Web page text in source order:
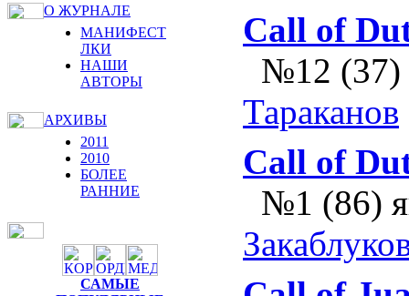
О ЖУРНАЛЕ
МАНИФЕСТ
ЛКИ
НАШИ
АВТОРЫ
АРХИВЫ
2011
2010
БОЛЕЕ
РАННИЕ
САМЫЕ
Call of
№12 (37)
Тараканов
Call of
№1 (86)